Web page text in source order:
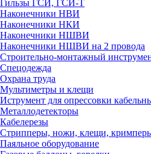
Гильзы ГСИ, ГСИ-Т
Наконечники НВИ
Наконечники НКИ
Наконечники НШВИ
Наконечники НШВИ на 2 провода
Строительно-монтажный
Спецодежда
Охрана труда
Мультиметры и клещи
Иструмент для опрессовки
Металлодетекторы
Кабелерезы
Стрипперы, ножи, клещи,
Паяльное оборудование